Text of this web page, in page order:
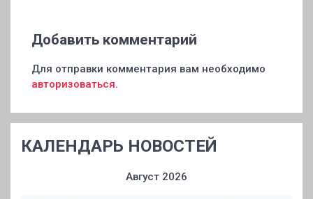
Добавить комментарий
Для отправки комментария вам необходимо
авторизоваться.
КАЛЕНДАРЬ НОВОСТЕЙ
Август 2026